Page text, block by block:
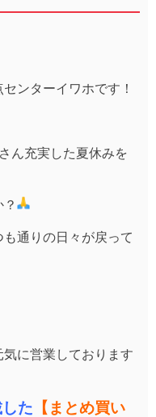
ンターイワホです！
ん充実した夏休みを
も通りの日々が戻って
に営業しております
た 【まとめ買い